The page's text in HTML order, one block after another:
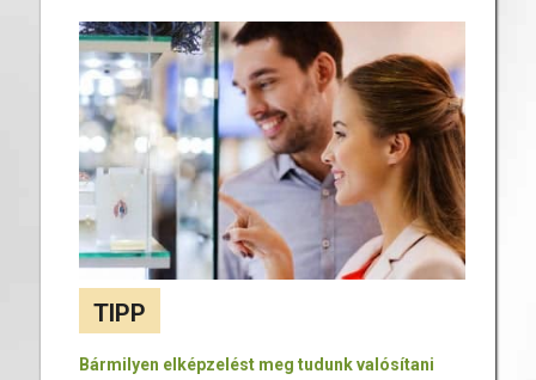
TIPP
Bármilyen elképzelést meg tudunk valósítani